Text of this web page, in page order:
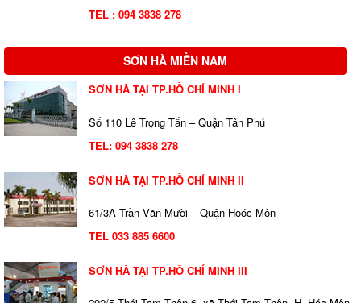
TEL : 094 3838 278
SƠN HÀ MIỀN NAM
SƠN HÀ TẠI TP.HỒ CHÍ MINH I
Số 110 Lê Trọng Tấn – Quận Tân Phú
TEL: 094 3838 278
SƠN HÀ TẠI TP.HỒ CHÍ MINH II
61/3A Trần Văn Mười – Quận Hoóc Môn
TEL 033 885 6600
SƠN HÀ TẠI TP.HỒ CHÍ MINH III